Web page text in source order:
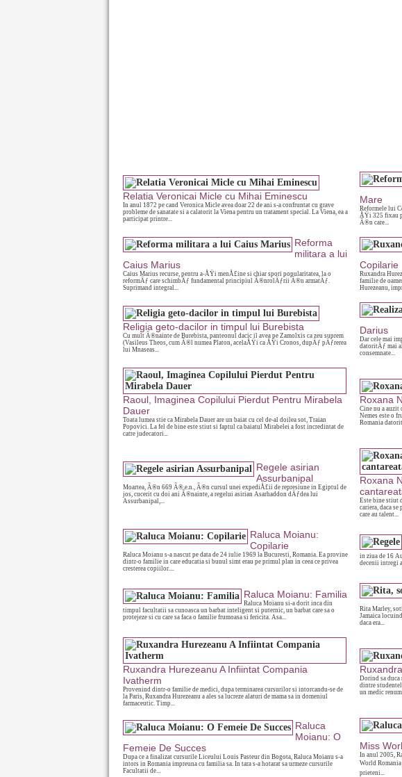
Relatia Veronicai Micle cu Mihai Eminescu
In anul 1872 pe cand Veronica Micle avea doar 22 de ani s-a confruntat cu grave
probleme de sanatate si a calatorit la Viena pentru un tratament special. La Viena, ea a
participat printre...
Mare
Reformele lui
ÅŸi 325 fixau
Ã®n care...
Reforma
militara a lui
Caius Marius
Caius Marius recurse, pentru a-ÅŸi menÅ£ine si chiar spori popularitatea, la o
reformÄƒ care schimbÄƒ fundamental principiul Ã®nrolÄƒrii Ã®n armatÄƒ.
Suprimand integral...
Copilarie
Ruxandra
familie de
Hurezeanu,
Religia geto-dacilor in timpul lui Burebista
Cu mult Ã®nainte de Burebista, panteonul dacic il avea pe Zamolxis ca zeu suprem
(Vasileus Theos, cum Ã®l numea Platon, acelaÅŸi ca ÅŸi Cronos, dupÄƒ pÄƒrerea
lui Mnaseas...
Darius
Dar cele mai
datoritÄƒ mai
consemnate...
Raoul, Imaginea Copilului Pierdut Pentru Mirabela
Dauer
Toata lumea stie ca Mirabela Dauer are un baiat cu cel de-al doilea sot, Traian
Popovici. La fel de bine este stiut si faptul ca baiatul Mirabelei a fost incredintat de
catre judecatori...
Roxana
Cine nu a auzit
Nemes este o
Romania
Regele asirian
Assurbanipal
Moartea, Ã®n 669 Ã®.e.n., Ã®n cursul unei expediÅ£ii de represiune in Egiptul de
jos, cucerit cu doi ani Ã®nainte, a regelui asirian Asarhaddon dÄƒdea lui
Assurbanipal,...
Roxana
Este bine stiut
cariera, daca
care au talent...
Raluca Moianu:
Copilarie
Raluca Moianu s-a nascut pe data de 24 iulie 1969 la Bucuresti, Romania. Ea provine
dintr-o familie in care educatia si bunul simt erau pe primul plan in ceea ce privea
cresterea copiilor....
in ziua de 16
decenii intregi
Raluca Moianu: Familia
Raluca Moianu si-a dorit inca din
timpul facultatii sa cunoasca un barbat inteligent si puternic, un barbat care sa o
protejeze si cu care sa faca o familie frumoasa si fericita. Asa...
Rita Marley,
Jamaica
daca era...
Ruxandra Hurezeanu A Infiintat Compania
Ivatherm
Provenind dintr-o familie de medici, dupa terminarea cursurilor si intorcandu-se de
la Paris, Ruxandra Hurezeanu a ales sa lucreze alaturi de mama sa in domeniul
farmaceutic. Timp...
Dorind sa duca
dintre
un medic
Raluca
Moianu: O
Femeie De Succes
Dupa ce a finalizat cursurile Liceului Louis Pasteur din Bogota, Raluca Moianu s-a
intors in Romania impreuna cu familia sa. In tara s-a hotarat sa urmeze cursurile
Facultatii de...
Miss
In anul 2005,
World
prieteni...